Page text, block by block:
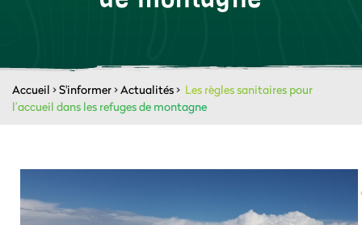
Accueil >S'informer>Actualités> Les règles sanitaires pour
l’accueil dans les refuges de montagne